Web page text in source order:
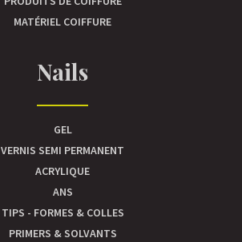
MATÉRIEL COIFFURE
Nails
GEL
VERNIS SEMI PERMANENT
ACRYLIQUE
ANS
TIPS - FORMES & COLLES
PRIMERS & SOLVANTS